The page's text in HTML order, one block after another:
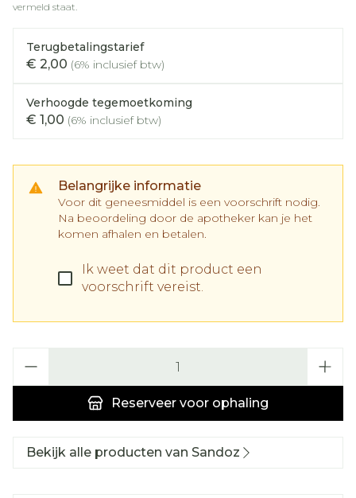
vermeld staat.
Terugbetalingstarief
€ 2,00 (6% inclusief btw)
Verhoogde tegemoetkoming
€ 1,00 (6% inclusief btw)
Belangrijke informatie
Voor dit geneesmiddel is een voorschrift nodig.
Na beoordeling door de apotheker kan je het
komen afhalen en betalen.
Ik weet dat dit product een
voorschrift vereist.
Reserveer voor ophaling
Bekijk alle producten van Sandoz